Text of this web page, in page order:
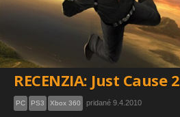
RECENZIA: Just Cause 2
PC PS3 Xbox 360 pridané 9.4.2010